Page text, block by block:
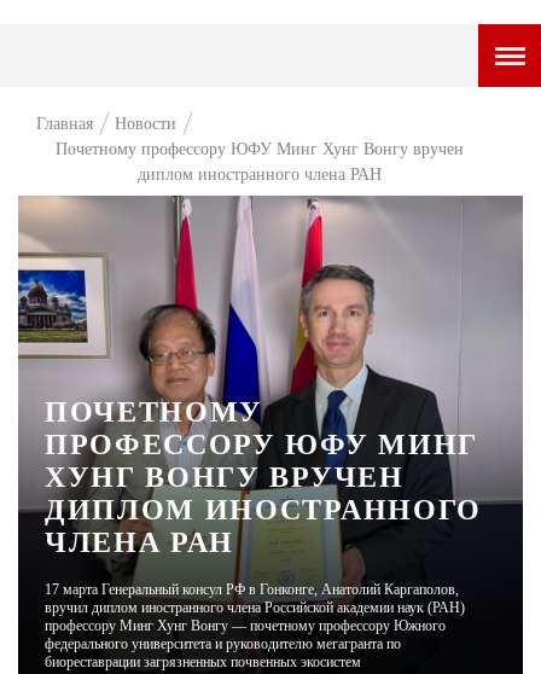
НОВОСТИ
ВОПРОС НЕДЕЛИ
ПРЕМЬЕРА
ТАМ И ТУТ
СТИЛЬ ЖИЗНИ
ХАЙП
ЧЕЛОВЕК ОСОБЕННЫЙ
АФИША
ЖУРНАЛ
Главная
Новости
Почетному профессору ЮФУ Минг Хунг Вонгу вручен
диплом иностранного члена РАН
ПОЧЕТНОМУ
ПРОФЕССОРУ ЮФУ МИНГ
ХУНГ ВОНГУ ВРУЧЕН
ДИПЛОМ ИНОСТРАННОГО
ЧЛЕНА РАН
17 марта Генеральный консул РФ в Гонконге, Анатолий Каргаполов,
вручил диплом иностранного члена Российской академии наук (РАН)
профессору Минг Хунг Вонгу — почетному профессору Южного
федерального университета и руководителю мегагранта по
биореставрации загрязненных почвенных экосистем